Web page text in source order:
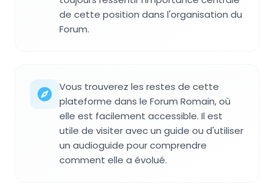
de cette position dans l'organisation du
Forum.
Vous trouverez les restes de cette
plateforme dans le Forum Romain, où
elle est facilement accessible. Il est
utile de visiter avec un guide ou d'utiliser
un audioguide pour comprendre
comment elle a évolué.